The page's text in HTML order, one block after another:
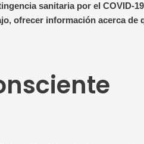
sanitaria por el COVID-
ofrecer información acerca